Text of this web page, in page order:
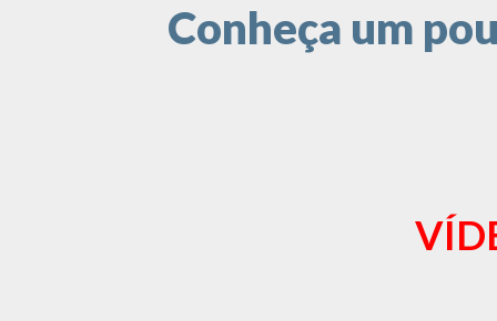
Conheça um